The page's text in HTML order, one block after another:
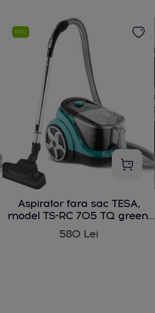
NOU
Aspirator fara sac TESA,
model TS-RC 705 TQ green,
1600 W
580 Lei